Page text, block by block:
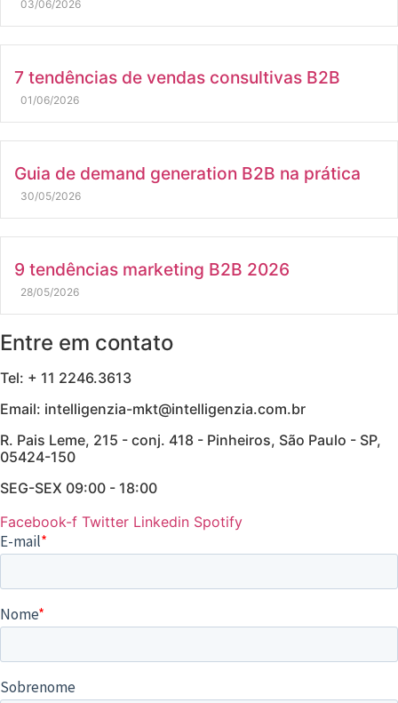
03/06/2026
7 tendências de vendas consultivas B2B
01/06/2026
Guia de demand generation B2B na prática
30/05/2026
9 tendências marketing B2B 2026
28/05/2026
Entre em contato
Tel: + 11 2246.3613
Email: intelligenzia-mkt@intelligenzia.com.br
R. Pais Leme, 215 - conj. 418 - Pinheiros, São Paulo - SP,
05424-150
SEG-SEX 09:00 - 18:00
Facebook-f Twitter Linkedin Spotify